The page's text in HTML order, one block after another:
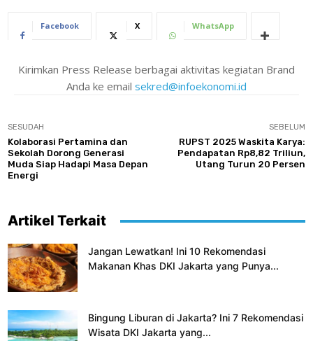
Facebook X WhatsApp
Kirimkan Press Release berbagai aktivitas kegiatan Brand
Anda ke email sekred@infoekonomi.id
SESUDAH
Kolaborasi Pertamina dan
Sekolah Dorong Generasi
Muda Siap Hadapi Masa Depan
Energi
SEBELUM
RUPST 2025 Waskita Karya:
Pendapatan Rp8,82 Triliun,
Utang Turun 20 Persen
Artikel Terkait
Jangan Lewatkan! Ini 10 Rekomendasi
Makanan Khas DKI Jakarta yang Punya...
Bingung Liburan di Jakarta? Ini 7 Rekomendasi
Wisata DKI Jakarta yang...